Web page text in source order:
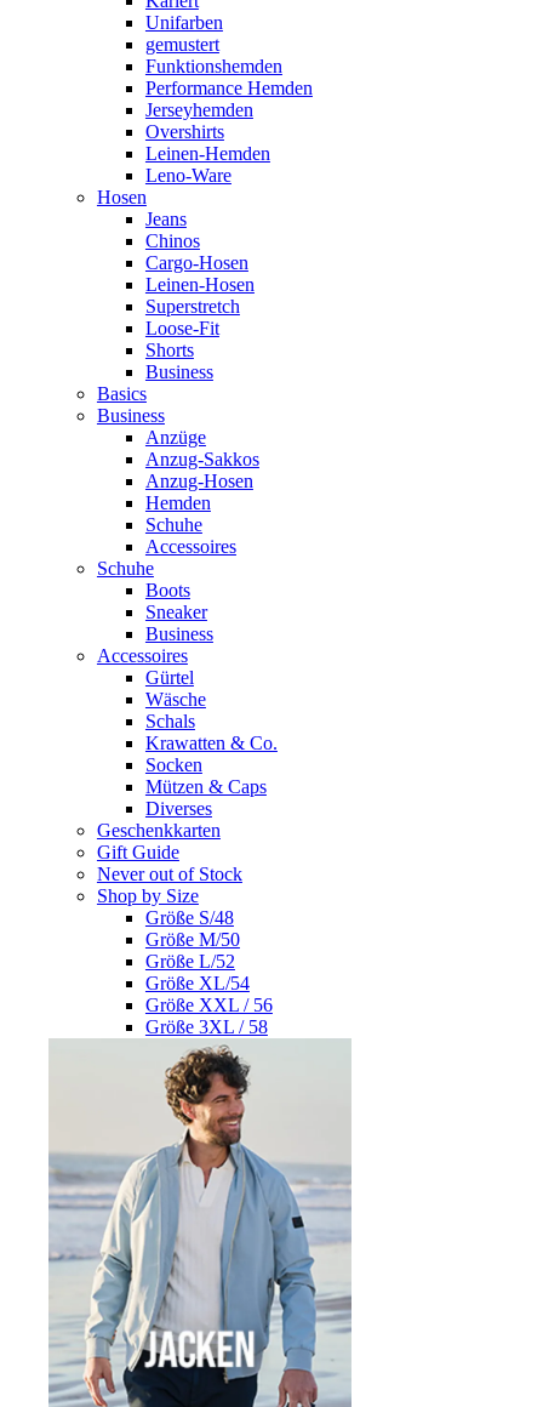
Unifarben
gemustert
Funktionshemden
Performance Hemden
Jerseyhemden
Overshirts
Leinen-Hemden
Leno-Ware
Hosen
Jeans
Chinos
Cargo-Hosen
Leinen-Hosen
Superstretch
Loose-Fit
Shorts
Business
Basics
Business
Anzüge
Anzug-Sakkos
Anzug-Hosen
Hemden
Schuhe
Accessoires
Schuhe
Boots
Sneaker
Business
Accessoires
Gürtel
Wäsche
Schals
Krawatten & Co.
Socken
Mützen & Caps
Diverses
Geschenkkarten
Gift Guide
Never out of Stock
Shop by Size
Größe S/48
Größe M/50
Größe L/52
Größe XL/54
Größe XXL / 56
Größe 3XL / 58